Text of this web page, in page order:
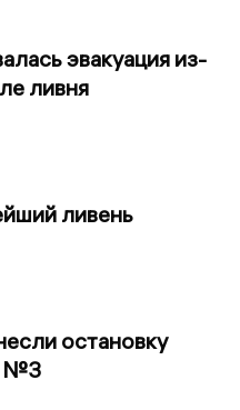
эвакуация из-
ливня
ливень
остановку
№3